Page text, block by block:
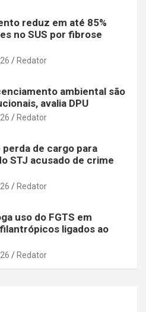
reduz em até 85%
no SUS por fibrose
Redator
ambiental são
avalia DPU
Redator
perda de cargo para
STJ acusado de crime
Redator
uso do FGTS em
ligados ao
Redator